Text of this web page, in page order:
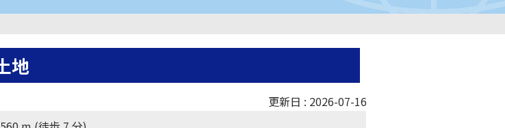
地
更新日 : 2026-07-16